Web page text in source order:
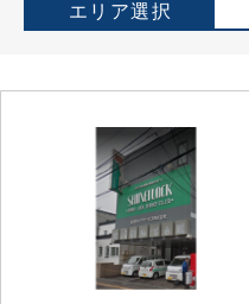
エリア選択